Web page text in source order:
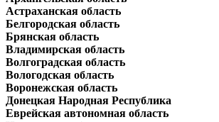
Астраханская область
Белгородская область
Брянская область
Владимирская область
Волгоградская область
Вологодская область
Воронежская область
Донецкая Народная Республика
Еврейская автономная область